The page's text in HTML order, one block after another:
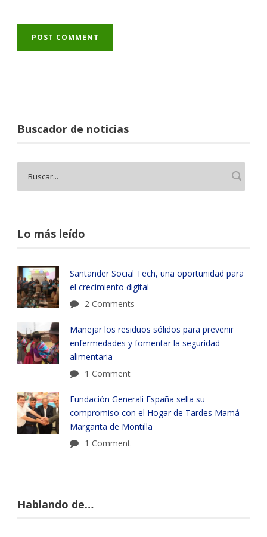
Buscador de noticias
Lo más leído
Santander Social Tech, una oportunidad para
el crecimiento digital
2 Comments
Manejar los residuos sólidos para prevenir
enfermedades y fomentar la seguridad
alimentaria
1 Comment
Fundación Generali España sella su
compromiso con el Hogar de Tardes Mamá
Margarita de Montilla
1 Comment
Hablando de…